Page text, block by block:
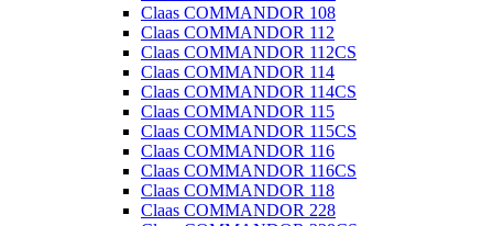
Claas COMMANDOR 108
Claas COMMANDOR 112
Claas COMMANDOR 112CS
Claas COMMANDOR 114
Claas COMMANDOR 114CS
Claas COMMANDOR 115
Claas COMMANDOR 115CS
Claas COMMANDOR 116
Claas COMMANDOR 116CS
Claas COMMANDOR 118
Claas COMMANDOR 228